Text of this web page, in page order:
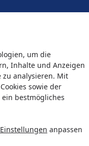
um die
Inhalte und Anzeigen
analysieren. Mit
sowie der
bestmögliches
anpassen